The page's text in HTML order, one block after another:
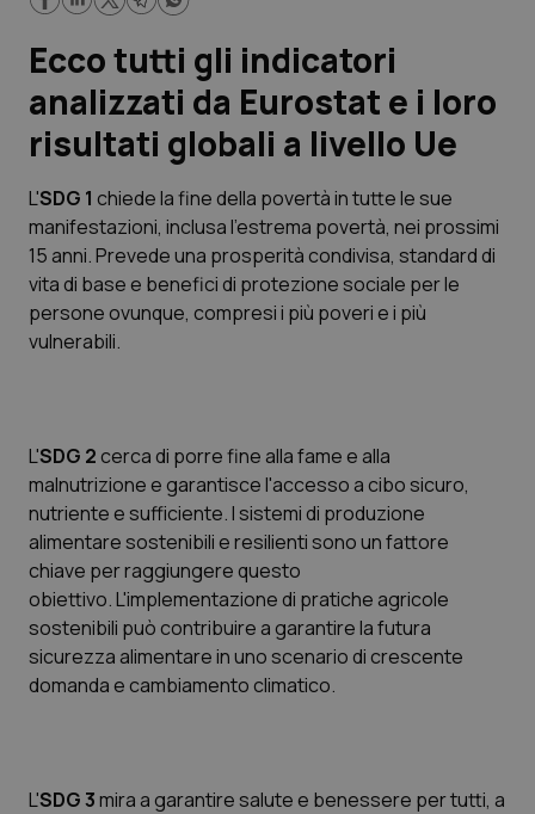
Governo e Parlamento
Regioni e Asl
Lavoro e Professioni
Scienza e Farmaci
Studi e Analisi
Lettere al direttore
QS Pro
Professionisti Sanitari.AI
Abruzzo
Basilicata
QS Pro Gold
Artrite & artrosi
QS Club Newsletter
Ecco tutti gli indicatori
analizzati da Eurostat e i loro
risultati globali a livello Ue
L'SDG 1 chiede la fine della povertà in tutte le sue
manifestazioni, inclusa l'estrema povertà, nei prossimi
15 anni. Prevede una prosperità condivisa, standard di
vita di base e benefici di protezione sociale per le
persone ovunque, compresi i più poveri e i più
vulnerabili.
L'SDG 2cerca di porre fine alla fame e alla
malnutrizione e garantisce l'accesso a cibo sicuro,
nutriente e sufficiente. I sistemi di produzione
alimentare sostenibili e resilienti sono un fattore
chiave per raggiungere questo
obiettivo. L'implementazione di pratiche agricole
sostenibili può contribuire a garantire la futura
sicurezza alimentare in uno scenario di crescente
domanda e cambiamento climatico.
L'SDG 3mira a garantire salute e benessere per tutti, a